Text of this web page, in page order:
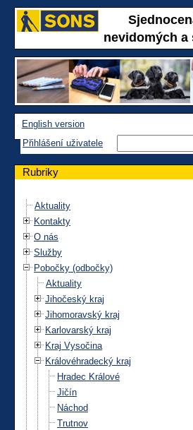
nevidomých a
English version
Přihlášení uživatele
Rubriky
Aktuality
Kontakty
O nás
Služby
Pobočky (odbočky)
Aktuality
Jihočeský kraj
Jihomoravský kraj
Karlovarský kraj
Kraj Vysočina
Královéhradecký kraj
Hradec Králové
Jičín
Náchod
Trutnov